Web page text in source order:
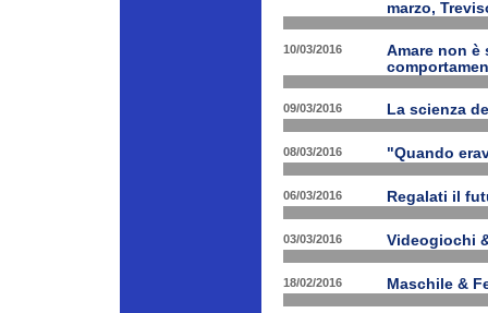
marzo,
10/03/2016
Amare non
09/03/2016 La scienza
08/03/2016 "Quando
06/03/2016 Regalati il
03/03/2016 Videogiochi
18/02/2016 Maschile &